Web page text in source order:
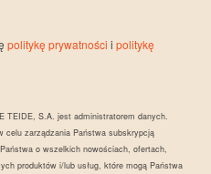
politykę prywatności i politykę
TEIDE, S.A. jest administratorem danych.
celu zarządzania Państwa subskrypcją
o wszelkich nowościach, ofertach,
produktów i/lub usług, które mogą Państwa